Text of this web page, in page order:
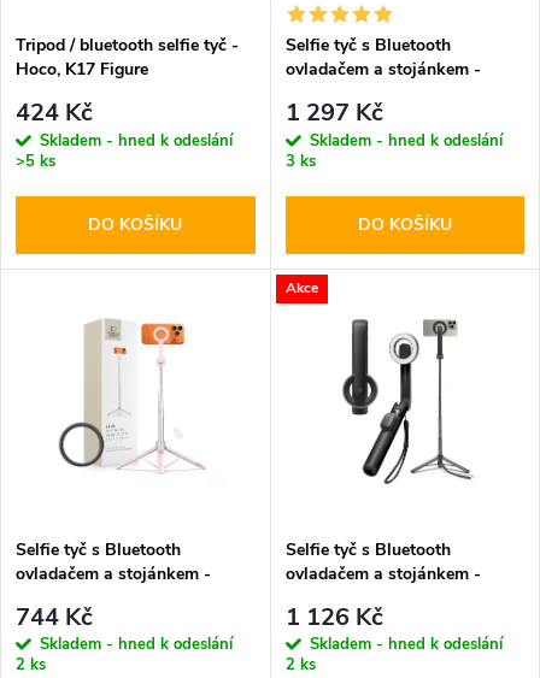
p
r
o
d
s
p
r
o
d
Tripod / bluetooth selfie tyč -
Hoco, K17 Figure
424 Kč
Skladem - hned k odeslání
>5 ks
DO KOŠÍKU
Selfie tyč s Bluetooth
ovladačem a stojánkem -
Black
1 297 Kč
Skladem - hned k odeslání
3 ks
DO KOŠÍKU
Selfie tyč s Bluetooth
ovladačem a stojánkem -
Selfie Stick Tripod Pink
744 Kč
Skladem - hned k odeslání
2 ks
Akce
Selfie tyč s Bluetooth
ovladačem a stojánkem -
Black
1 126 Kč
Skladem - hned k odeslání
2 ks